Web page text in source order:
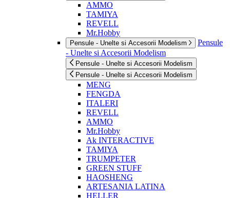
AMMO
TAMIYA
REVELL
Mr.Hobby
Pensule - Unelte si Accesorii Modelism
Pensule
- Unelte si Accesorii Modelism
Pensule - Unelte si Accesorii Modelism
Pensule - Unelte si Accesorii Modelism
MENG
FENGDA
ITALERI
REVELL
AMMO
Mr.Hobby
Ak INTERACTIVE
TAMIYA
TRUMPETER
GREEN STUFF
HAOSHENG
ARTESANIA LATINA
HELLER